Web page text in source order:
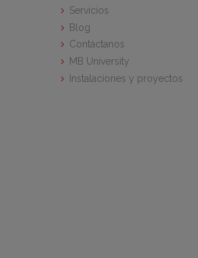
Servicios
Blog
Contáctanos
MB University
Instalaciones y proyectos